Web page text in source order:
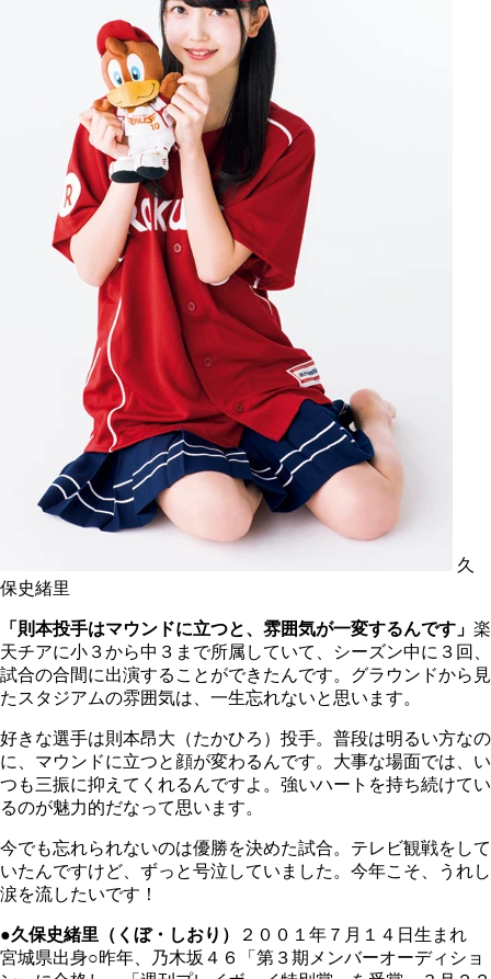
久
保史緒里
「則本投手はマウンドに立つと、雰囲気が一変するんです」 楽
天チアに小３から中３まで所属していて、シーズン中に３回、
試合の合間に出演することができたんです。グラウンドから見
たスタジアムの雰囲気は、一生忘れないと思います。
好きな選手は則本昂大（たかひろ）投手。普段は明るい方なの
に、マウンドに立つと顔が変わるんです。大事な場面では、い
つも三振に抑えてくれるんですよ。強いハートを持ち続けてい
るのが魅力的だなって思います。
今でも忘れられないのは優勝を決めた試合。テレビ観戦をして
いたんですけど、ずっと号泣していました。今年こそ、うれし
涙を流したいです！
●久保史緒里（くぼ・しおり）
２００１年７月１４日生まれ
宮城県出身○昨年、乃木坂４６「第３期メンバーオーディショ